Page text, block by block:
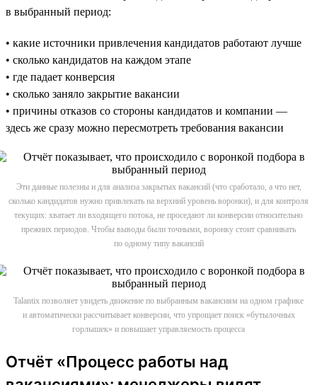
в выбранный период:
• какие источники привлечения кандидатов работают лучше
• сколько кандидатов на каждом этапе
• где падает конверсия
• сколько заняло закрытие вакансии
• причины отказов со стороны кандидатов и компании —
здесь же сразу можно пересмотреть требования вакансии
Эти данные полезны и для анализа закрытых вакансий (что сработало, а что нет,
сколько кандидатов нужно привлекать на верхний уровень воронки), и для контроля
текущих: хватает ли входящего потока, не проседают ли конверсии относительно
прежних периодов. Чтобы выводы были точными, воронку стоит сравнивать
по одному типу вакансий
Talantix позволяет увидеть движение по выбранным вакансиям на одном графике
и автоматически рассчитывает конверсии, что упрощает поиск «бутылочных
горлышек» и повышает управляемость процесса
Отчёт «Процесс работы над